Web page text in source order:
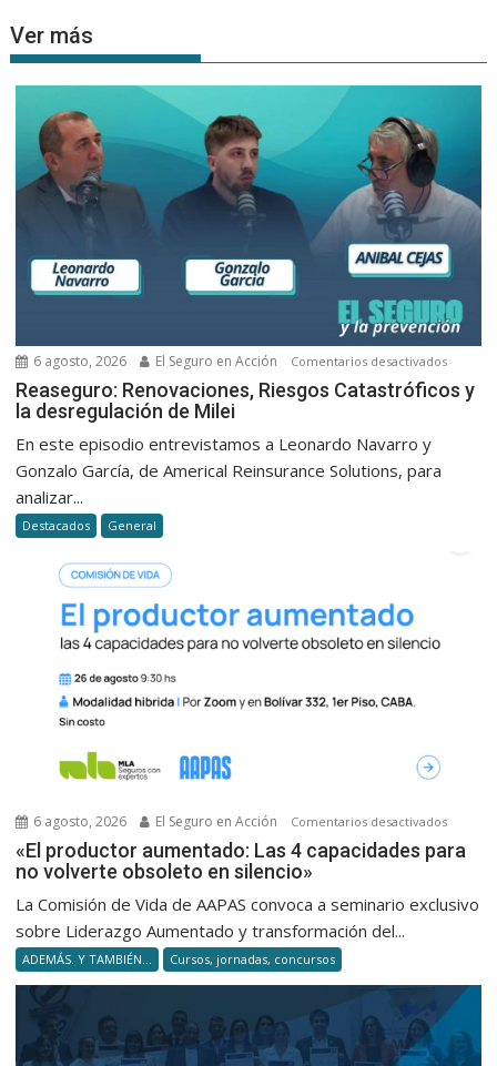
Ver más
6 agosto, 2026 El Seguro en Acción Comentarios desactivadosen
Reaseguro: Renovaciones, Riesgos Catastróficos y
la desregulación de Milei
En este episodio entrevistamos a Leonardo Navarro y
Gonzalo García, de Americal Reinsurance Solutions, para
analizar...
Destacados General
6 agosto, 2026 El Seguro en Acción Comentarios desactivadosen
«El
para
no
volverte
«El productor aumentado: Las 4 capacidades para
no volverte obsoleto en silencio»
La Comisión de Vida de AAPAS convoca a seminario exclusivo
sobre Liderazgo Aumentado y transformación del...
ADEMÁS. Y TAMBIÉN... Cursos, jornadas, concursos